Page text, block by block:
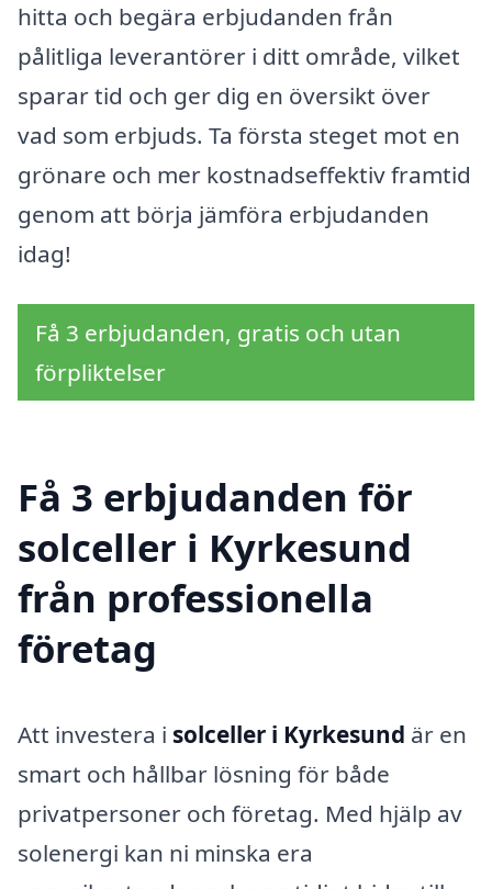
hitta och begära erbjudanden från
pålitliga leverantörer i ditt område, vilket
sparar tid och ger dig en översikt över
vad som erbjuds. Ta första steget mot en
grönare och mer kostnadseffektiv framtid
genom att börja jämföra erbjudanden
idag!
Få 3 erbjudanden, gratis och utan
förpliktelser
Få 3 erbjudanden för
solceller i Kyrkesund
från professionella
företag
Att investera i solceller i Kyrkesund är en
smart och hållbar lösning för både
privatpersoner och företag. Med hjälp av
solenergi kan ni minska era